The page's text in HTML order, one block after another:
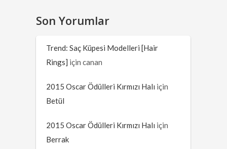
Son Yorumlar
Trend: Saç Küpesi Modelleri [Hair
Rings] içincanan
2015 Oscar Ödülleri Kırmızı Halı için
Betül
2015 Oscar Ödülleri Kırmızı Halı için
Berrak